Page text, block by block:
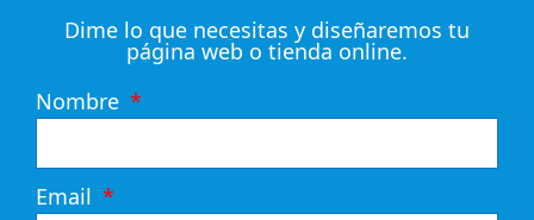
Dime lo que necesitas y diseñaremos tu
página web o tienda online.
Nombre
Email